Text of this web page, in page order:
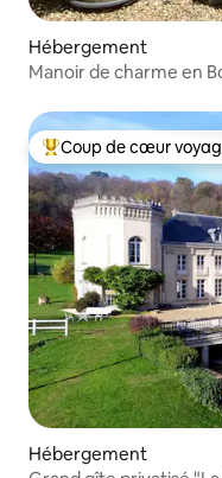
Hébergement
Manoir de charme en
Coups de cœur
Coup de cœur
Hébergement